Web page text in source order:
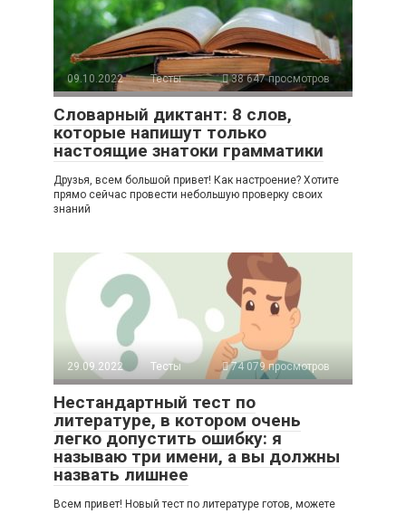
09.10.2022 Тесты 38 647 просмотров
Словарный диктант: 8 слов,
которые напишут только
настоящие знатоки грамматики
Друзья, всем большой привет! Как настроение? Хотите
прямо сейчас провести небольшую проверку своих
знаний
29.09.2022 Тесты 74 079 просмотров
Нестандартный тест по
литературе, в котором очень
легко допустить ошибку: я
называю три имени, а вы должны
назвать лишнее
Всем привет! Новый тест по литературе готов, можете